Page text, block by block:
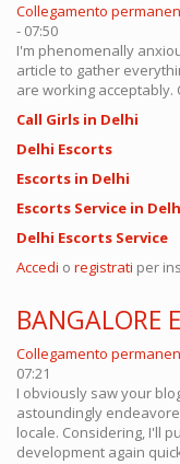
Collegamento
- 07:50
I'm phenomenally
article to gather
are working acceptably.
Call Girls in Delhi
Delhi Escorts
Escorts in Delhi
Escorts Service in
Delhi Escorts Service
Accedi o registrati per
BANGALORE
Collegamento
07:21
I obviously saw your
astoundingly
locale. Considering, I'll
development again